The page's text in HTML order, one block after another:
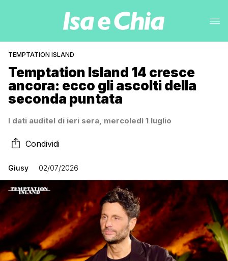
TEMPTATION ISLAND
Temptation Island 14 cresce
ancora: ecco gli ascolti della
seconda puntata
I dati auditel di ieri sera, mercoledì 1 luglio
Condividi
Giusy 02/07/2026